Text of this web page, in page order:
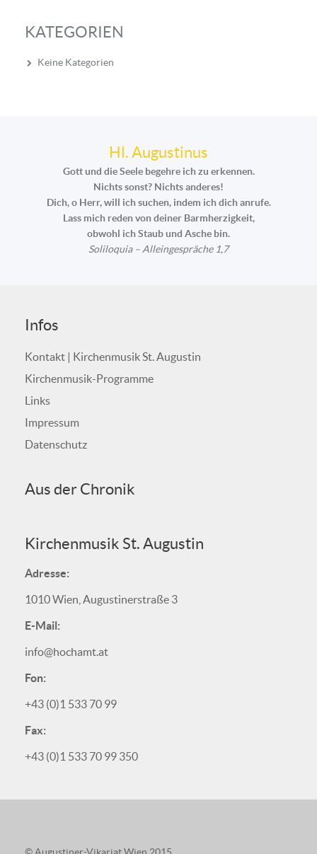
KATEGORIEN
Keine Kategorien
Hl. Augustinus
Gott und die Seele begehre ich zu erkennen.
Nichts sonst? Nichts anderes!
Dich, o Herr, will ich suchen, indem ich dich anrufe.
Lass mich reden von deiner Barmherzigkeit,
obwohl ich Staub und Asche bin.
Soliloquia – Alleingespräche 1,7
Infos
Kontakt | Kirchenmusik St. Augustin
Kirchenmusik-Programme
Links
Impressum
Datenschutz
Aus der Chronik
Kirchenmusik St. Augustin
Adresse:
1010 Wien, Augustinerstraße 3
E-Mail:
info@hochamt.at
Fon:
+43 (0)1 533 70 99
Fax:
+43 (0)1 533 70 99 350